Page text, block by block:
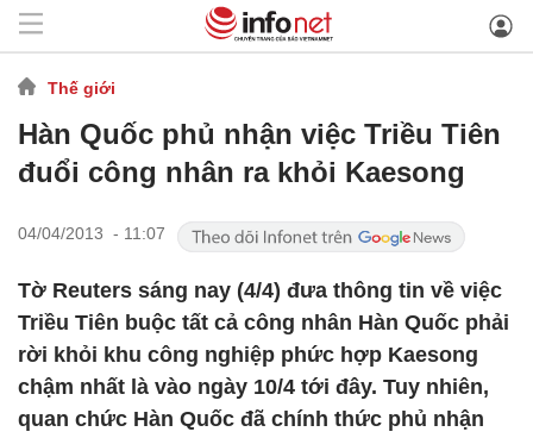
Thế giới
Hàn Quốc phủ nhận việc Triều Tiên
đuổi công nhân ra khỏi Kaesong
04/04/2013 - 11:07
Tờ Reuters sáng nay (4/4) đưa thông tin về việc
Triều Tiên buộc tất cả công nhân Hàn Quốc phải
rời khỏi khu công nghiệp phức hợp Kaesong
chậm nhất là vào ngày 10/4 tới đây. Tuy nhiên,
quan chức Hàn Quốc đã chính thức phủ nhận